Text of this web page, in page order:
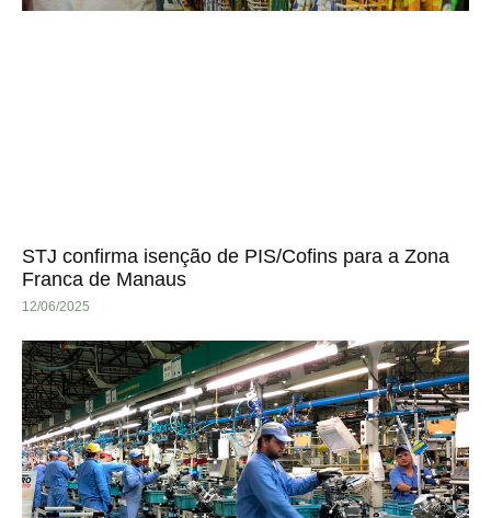
STJ confirma isenção de PIS/Cofins para a Zona
Franca de Manaus
12/06/2025